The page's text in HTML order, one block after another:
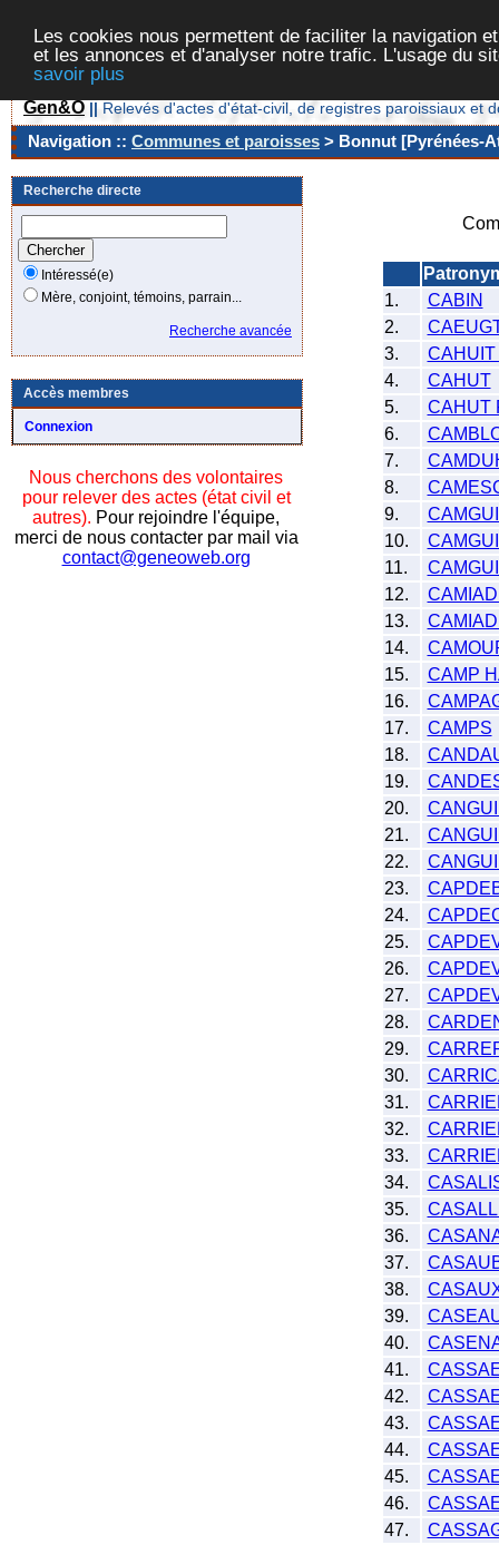
Les cookies nous permettent de faciliter la navigation
et les annonces et d'analyser notre trafic. L'usage du
savoir plus
Gen&O || Relevés d'actes d'état-civil, de registres paroissiaux et
Navigation :: Communes et paroisses > Bonnut [Pyrénées-
Recherche directe
Intéressé(e)
Mère, conjoint, témoins, parrain...
Recherche avancée
Accès membres
Connexion
Nous cherchons des volontaires
pour relever des actes (état civil et
autres). Pour rejoindre l'équipe,
merci de nous contacter par mail via
contact@geneoweb.org
1.
CABIN
2.
3.
4.
CAHUT
5.
CAHUT
6.
7.
8.
9.
10.
11.
12.
13.
14.
15.
CAMP
16.
17.
CAMPS
18.
19.
20.
21.
22.
23.
24.
25.
26.
27.
28.
29.
30.
31.
32.
33.
34.
35.
36.
37.
38.
39.
40.
41.
42.
43.
44.
45.
46.
47.